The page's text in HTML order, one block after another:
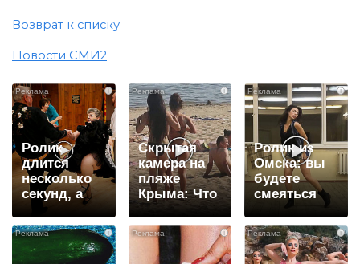
Возврат к списку
Новости СМИ2
i
Ролик
длится
несколько
секунд, а
смеяться
вы будете
долго
i
Скрытая
камера на
пляже
Крыма: Что
люди
вытворяют,
когда их не
видят...
i
Ролик из
Омска: вы
будете
смеяться
i i i